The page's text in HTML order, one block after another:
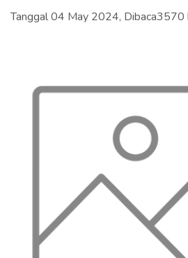
Tanggal 04 May 2024, Dibaca3570